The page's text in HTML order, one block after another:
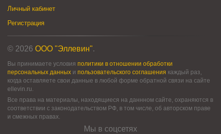
Личный кабинет
Регистрация
© 2026 ООО "Эллевин".
Вы принимаете условия политики в отношении обработки
персональных данных и пользовательского соглашения каждый раз,
когда оставляете свои данные в любой форме обратной связи на сайте
ellevin.ru.
Все права на материалы, находящиеся на даннном сайте, охраняются в
соответствии с законодательством РФ, в том числе, об авторском праве
и смежных правах.
Мы в соцсетях